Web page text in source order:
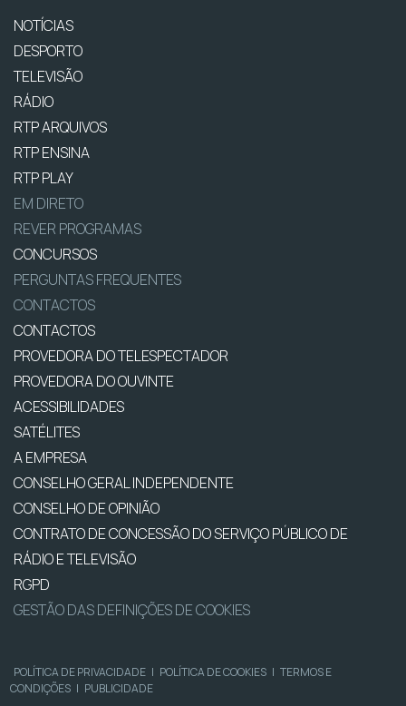
NOTÍCIAS
DESPORTO
TELEVISÃO
RÁDIO
RTP ARQUIVOS
RTP ENSINA
RTP PLAY
EM DIRETO
REVER PROGRAMAS
CONCURSOS
PERGUNTAS FREQUENTES
CONTACTOS
CONTACTOS
PROVEDORA DO TELESPECTADOR
PROVEDORA DO OUVINTE
ACESSIBILIDADES
SATÉLITES
A EMPRESA
CONSELHO GERAL INDEPENDENTE
CONSELHO DE OPINIÃO
CONTRATO DE CONCESSÃO DO SERVIÇO PÚBLICO DE
RÁDIO E TELEVISÃO
RGPD
GESTÃO DAS DEFINIÇÕES DE COOKIES
POLÍTICA DE PRIVACIDADE | POLÍTICA DE COOKIES | TERMOS E
CONDIÇÕES | PUBLICIDADE